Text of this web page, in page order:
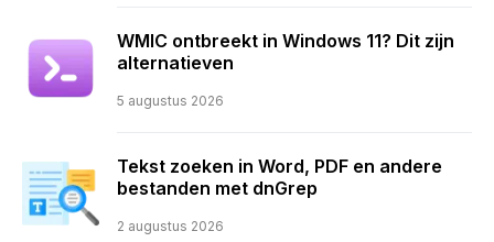
WMIC ontbreekt in Windows 11? Dit zijn
alternatieven
5 augustus 2026
Tekst zoeken in Word, PDF en andere
bestanden met dnGrep
2 augustus 2026